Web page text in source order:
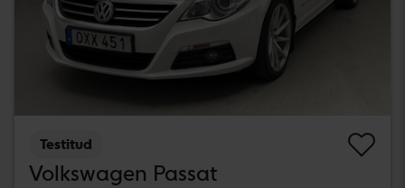
Testitud
Volkswagen Passat